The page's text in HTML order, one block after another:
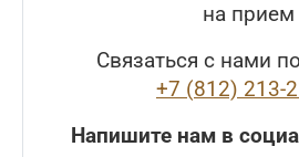
на прием
Связаться с нами
+7 (812) 213-
Напишите нам в